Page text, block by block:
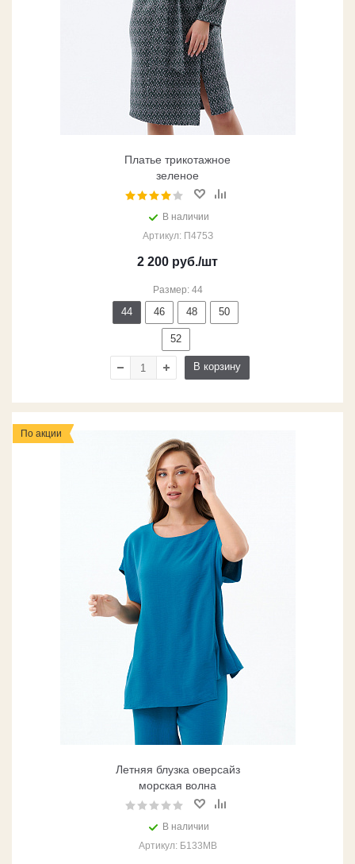
Платье трикотажное
зеленое
В наличии
Артикул: П475З
2 200 руб./шт
Размер: 44
44 46 48 50
52
В корзину
По акции
Летняя блузка оверсайз
морская волна
В наличии
Артикул: Б133МВ